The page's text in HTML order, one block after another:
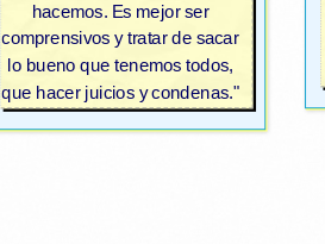
hacemos. Es mejor ser
comprensivos y tratar de sacar
lo bueno que tenemos todos,
que hacer juicios y condenas."